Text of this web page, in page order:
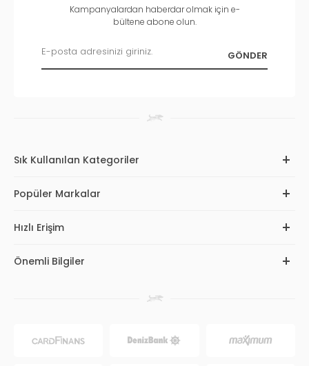
Kampanyalardan haberdar olmak için e-
bültene abone olun.
Sık Kullanılan Kategoriler
Popüler Markalar
Hızlı Erişim
Önemli Bilgiler